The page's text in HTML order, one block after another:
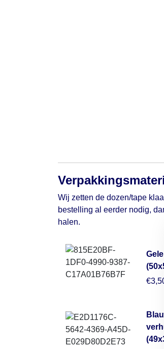
Wij zetten de dozen/tape
bestelling al eerder nodig,
halen.